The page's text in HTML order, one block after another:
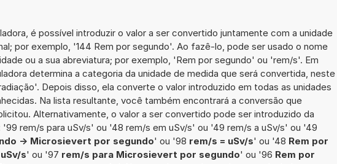
é possível introduzir o valor a ser convertido juntamente com a unidade
por exemplo, '144 Rem por segundo'. Ao fazê-lo, pode ser usado o nome
ou a sua abreviatura; por exemplo, 'Rem por segundo' ou 'rem/s'. Em
determina a categoria da unidade de medida que será convertida, neste
Depois disso, ela converte o valor introduzido em todas as unidades
Na lista resultante, você também encontrará a conversão que
Alternativamente, o valor a ser convertido pode ser introduzido da
rem/s para uSv/s' ou '48 rem/s em uSv/s' ou '49 rem/s a uSv/s' ou '49
-> Microsievert por segundo' ou '98 rem/s = uSv/s' ou '48 Rem por
s' ou '97 rem/s para Microsievert por segundo' ou '96 Rem por